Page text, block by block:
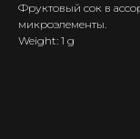
Фруктовый сок в
микроэлементы.
Weight: 1 g